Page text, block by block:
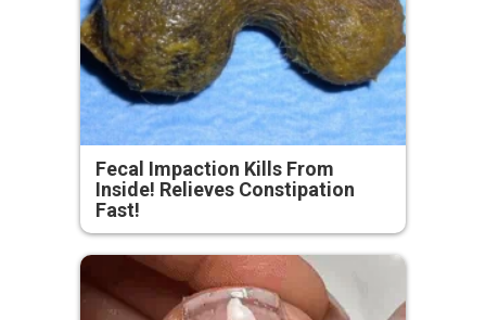
Fecal Impaction Kills From
Inside! Relieves Constipation
Fast!